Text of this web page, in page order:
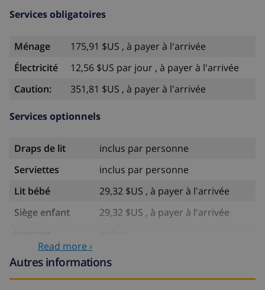
Services obligatoires
Ménage
175,91 $US , à payer à l'arrivée
Électricité
12,56 $US par jour , à payer à l'arrivée
Caution:
351,81 $US , à payer à l'arrivée
Services optionnels
Draps de lit
inclus par personne
Serviettes
inclus par personne
Lit bébé
29,32 $US , à payer à l'arrivée
Siège enfant
29,32 $US , à payer à l'arrivée
Gaz
inclus
Read more ›
Autres informations